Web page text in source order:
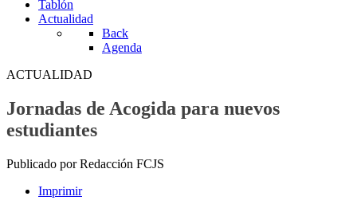
Tablón
Actualidad
Back
Agenda
ACTUALIDAD
Jornadas de Acogida para nuevos
estudiantes
Publicado por Redacción FCJS
Imprimir